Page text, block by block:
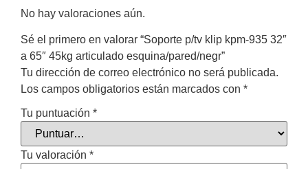
No hay valoraciones aún.
Sé el primero en valorar “Soporte p/tv klip kpm-935 32″
a 65″ 45kg articulado esquina/pared/negr”
Tu dirección de correo electrónico no será publicada.
Los campos obligatorios están marcados con *
Tu puntuación *
Tu valoración *